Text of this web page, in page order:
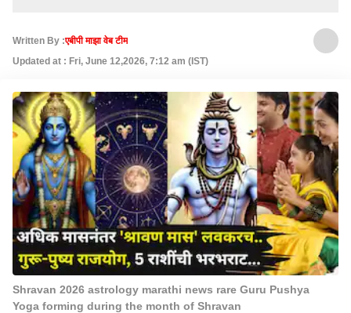
Written By :एबीपी माझा वेब टीम
Updated at : Fri, June 12,2026, 7:12 am (IST)
Shravan 2026 astrology marathi news rare Guru Pushya
Yoga forming during the month of Shravan